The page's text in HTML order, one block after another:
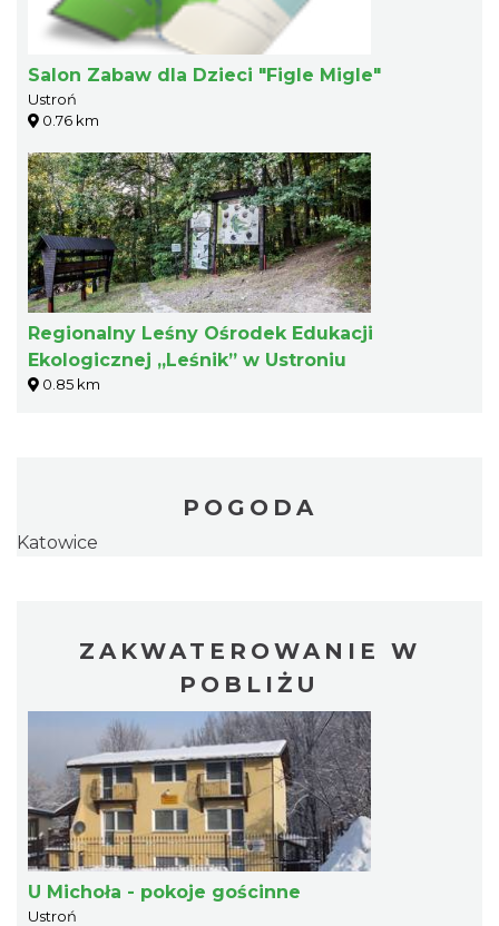
Salon Zabaw dla Dzieci "Figle Migle"
Ustroń
0.76 km
Regionalny Leśny Ośrodek Edukacji
Ekologicznej „Leśnik” w Ustroniu
0.85 km
POGODA
Katowice
ZAKWATEROWANIE W
POBLIŻU
U Michoła - pokoje gościnne
Ustroń